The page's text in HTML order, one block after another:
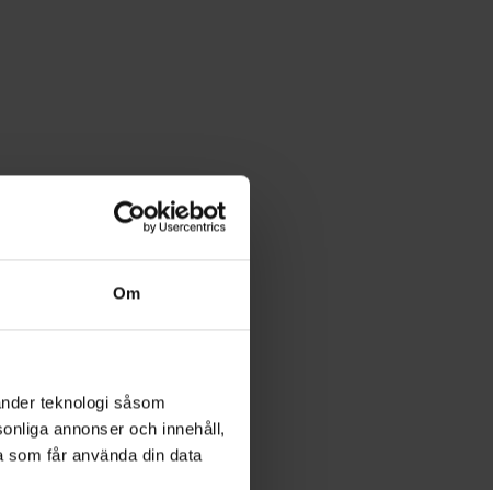
Om
teknologi såsom
annonser och innehåll,
får använda din data